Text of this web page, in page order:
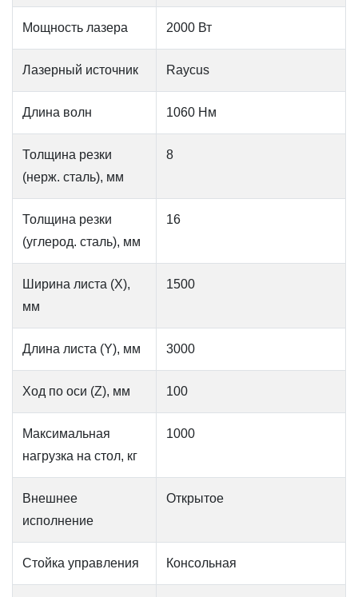
Мощность лазера 2000 Вт
Лазерный источник Raycus
Длина волн 1060 Нм
Толщина резки
(нерж. сталь), мм
8
Толщина резки
(углерод. сталь), мм
16
Ширина листа (X),
мм
1500
Длина листа (Y), мм 3000
Ход по оси (Z), мм 100
Максимальная
нагрузка на стол, кг
1000
Внешнее
исполнение
Открытое
Стойка управления Консольная